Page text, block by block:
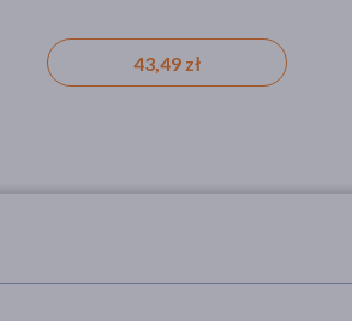
43,49 zł
70,79 zł